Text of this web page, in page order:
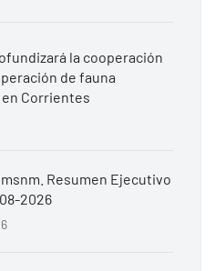
la cooperación
de fauna
en Corrientes
Resumen Ejecutivo
2026